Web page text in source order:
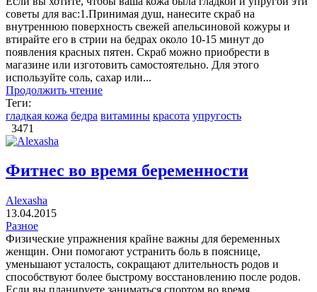
советы для вас:1.Принимая душ, нанесите скраб на
внутреннюю поверхность свежей апельсиновой кожуры и
втирайте его в стрии на бедрах около 10-15 минут до
появления красных пятен. Скраб можно приобрести в
магазине или изготовить самостоятельно. Для этого
используйте соль, сахар или...
Продолжить чтение
Теги:
гладкая кожа бедра витамины красота упругость
3471
Фитнес во время беременности
Alexasha
13.04.2015
Разное
Физические упражнения крайне важны для беременных
женщин. Они помогают устранить боль в пояснице,
уменьшают усталость, сокращают длительность родов и
способствуют более быстрому восстановлению после родов.